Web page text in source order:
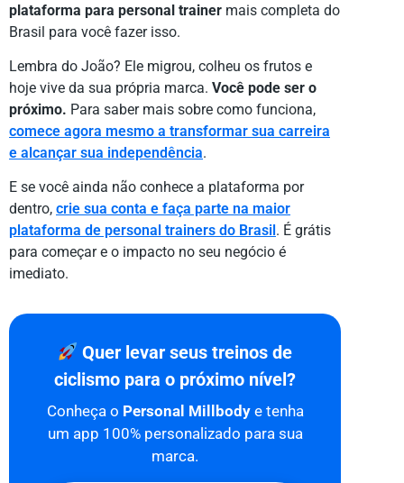
plataforma para personal trainer mais completa do
Brasil para você fazer isso.
Lembra do João? Ele migrou, colheu os frutos e
hoje vive da sua própria marca. Você pode ser o
próximo. Para saber mais sobre como funciona,
comece agora mesmo a transformar sua carreira
e alcançar sua independência.
E se você ainda não conhece a plataforma por
dentro, crie sua conta e faça parte na maior
plataforma de personal trainers do Brasil . É grátis
para começar e o impacto no seu negócio é
imediato.
Quer levar seus treinos de
ciclismo para o próximo nível?
Conheça o Personal Millbodye tenha
um app 100% personalizado para sua
marca.